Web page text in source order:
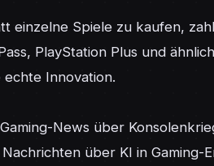
einzelne Spiele zu kaufen,
PlayStation Plus und
echte Innovation.
Gaming-News über
über KI in Gaming-